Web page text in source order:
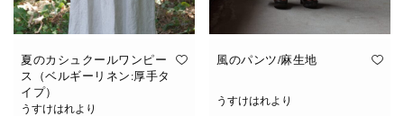
夏のカシュクールワンピー
ス（ベルギーリネン:厚手タ
イプ）
うすけはれより
風のパンツ/麻生地
うすけはれより